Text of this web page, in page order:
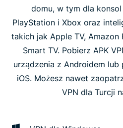
domu, w tym dla
PlayStation i Xbox oraz
takich jak Apple TV, Amazon
Smart TV. Pobierz APK
urządzenia z Androidem lub
iOS. Możesz nawet
VPN dla Turcji